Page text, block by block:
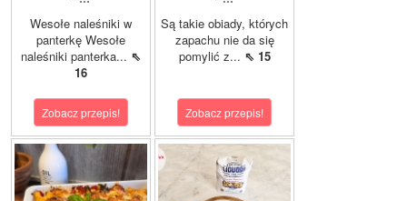
Wesołe naleśniki w
panterkę Wesołe
naleśniki panterka... ⇖
16
Zobacz przepis!
Są takie obiady, których
zapachu nie da się
pomylić z... ⇖ 15
Zobacz przepis!